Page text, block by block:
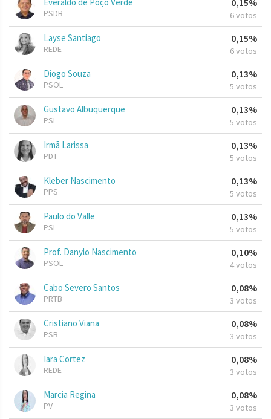
PSDB
0,15%
6 votos
Layse Santiago
REDE
0,15%
6 votos
Diogo Souza
PSOL
0,13%
5 votos
Gustavo Albuquerque
PSL
0,13%
5 votos
Irmã Larissa
PDT
0,13%
5 votos
Kleber Nascimento
PPS
0,13%
5 votos
Paulo do Valle
PSL
0,13%
5 votos
Prof. Danylo Nascimento
PSOL
0,10%
4 votos
Cabo Severo Santos
PRTB
0,08%
3 votos
Cristiano Viana
PSB
0,08%
3 votos
Iara Cortez
REDE
0,08%
3 votos
Marcia Regina
PV
0,08%
3 votos